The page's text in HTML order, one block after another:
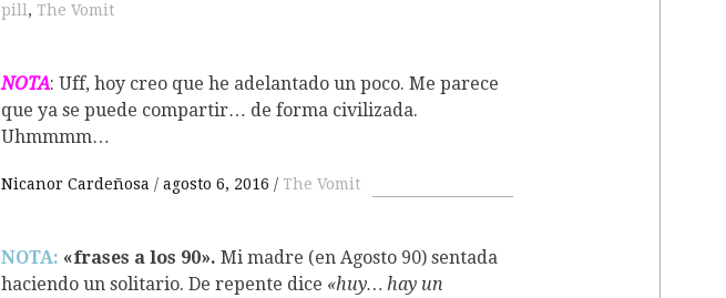
pill , The Vomit
NOTA: Uff, hoy creo que he adelantado un poco. Me parece
que ya se puede compartir… de forma civilizada.
Uhmmmm…
Nicanor Cardeñosa agosto 6, 2016 The Vomit
NOTA: «frases a los 90». Mi madre (en Agosto 90) sentada
haciendo un solitario. De repente dice «huy… hay un